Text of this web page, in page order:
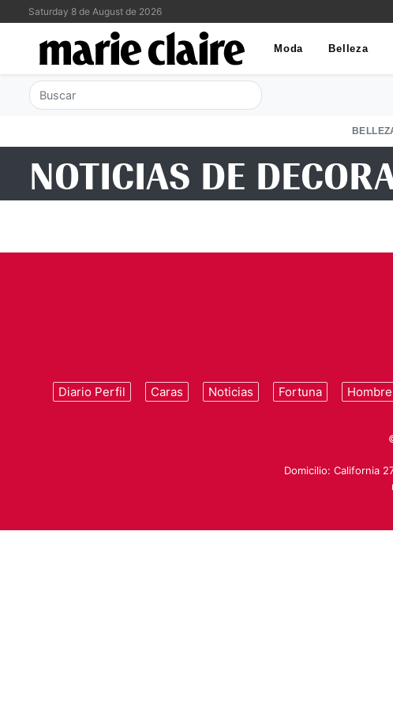
Saturday 8 de August de 2026
Moda Belleza
NOTICIAS DE
Diario Perfil Caras Noticias Fortuna Hombre
Domicilio: California